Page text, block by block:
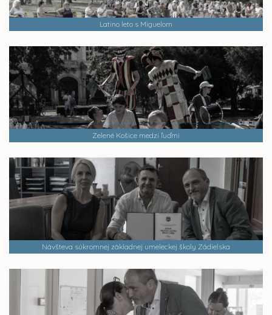
Latino leto s Miguelom
Zelené Košice medzi ľuďmi
Návšteva súkromnej základnej umeleckej školy Zádielska